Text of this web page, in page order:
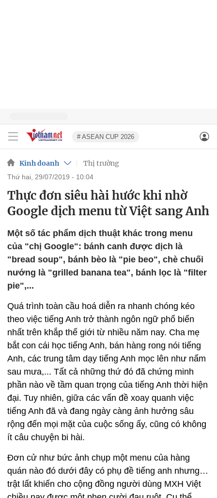
# ASEAN CUP 2026
Kinh doanh Thị trường
thứ hai, 29/07/2019 - 10:04
Thực đơn siêu hài hước khi nhờ
Google dịch menu từ Việt sang Anh
Một số tác phẩm dịch thuật khác trong menu
của "chị Google": bánh canh được dịch là
"bread soup", bánh bèo là "pie beo", chè chuối
nướng là "grilled banana tea", bánh lọc là "filter
pie",...
Quá trình toàn cầu hoá diễn ra nhanh chóng kéo
theo việc tiếng Anh trở thành ngôn ngữ phổ biến
nhất trên khắp thế giới từ nhiều năm nay. Cha mẹ
bắt con cái học tiếng Anh, bán hàng rong nói tiếng
Anh, các trung tâm dạy tiếng Anh mọc lên như nấm
sau mưa,... Tất cả những thứ đó đã chứng minh
phần nào về tầm quan trọng của tiếng Anh thời hiện
đại. Tuy nhiên, giữa các vấn đề xoay quanh việc
tiếng Anh đã và đang ngày càng ảnh hưởng sâu
rộng đến mọi mặt của cuộc sống ấy, cũng có không
ít câu chuyện bi hài.
Đơn cử như bức ảnh chụp một menu của hàng
quán nào đó dưới đây có phụ đề tiếng anh nhưng…
trật lất khiến cho cộng đồng người dùng MXH Việt